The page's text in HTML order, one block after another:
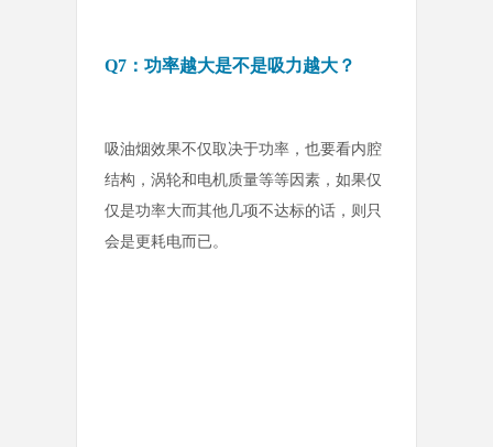
Q7：功率越大是不是吸力越大？
吸油烟效果不仅取决于功率，也要看内腔
结构，涡轮和电机质量等等因素，如果仅
仅是功率大而其他几项不达标的话，则只
会是更耗电而已。